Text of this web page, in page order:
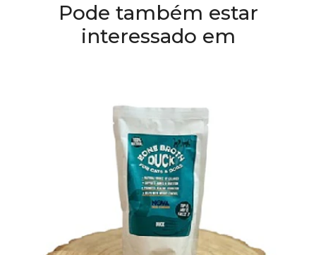
Pode também estar
interessado em